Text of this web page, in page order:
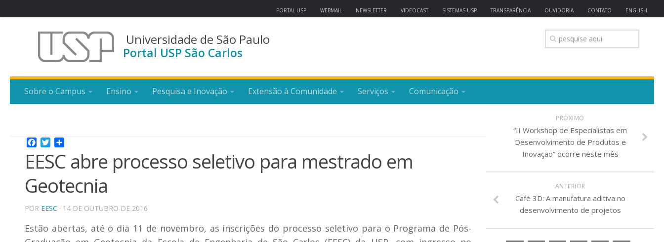
PORTAL USP WEBMAIL NEWSLETTER VIDEOCAST SISTEMAS USP TRANSPARÊNCIA OUVIDORIA CONTATO ENGLISH
Universidade de São Paulo
Portal USP São Carlos
Sobre o Campus Ensino Pesquisa e Inovação Extensão à Comunidade Serviços Comunicação
Facebook
Twitter
EESC abre processo seletivo para mestrado em
Geotecnia
POR EESC · 14 DE OUTUBRO DE 2016
Estão abertas, até o dia 11 de novembro, as inscrições do processo seletivo para o Programa de Pós-
PRÓXIMO
“II Workshop de Especialistas em
Desenvolvimento de Produtos e
Inovação” ocorre neste mês
ANTERIOR
Café 3D: A manufatura aditiva no
desenvolvimento de projetos